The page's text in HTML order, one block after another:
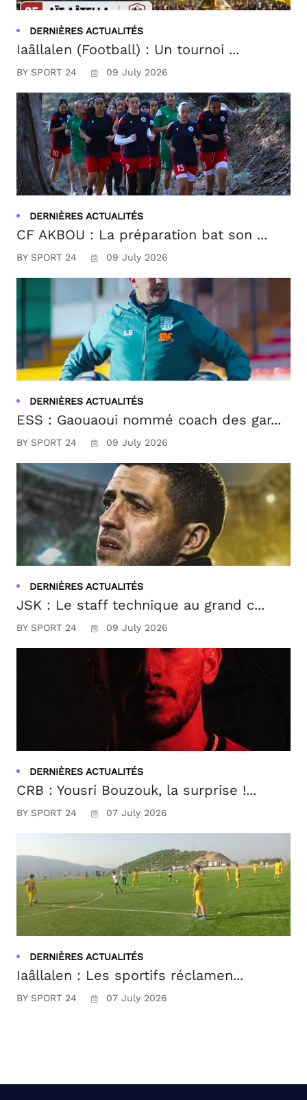
DERNIÈRES ACTUALITÉS
Iaâllalen (Football) : Un tournoi ...
BY SPORT 24 09 July 2026
DERNIÈRES ACTUALITÉS
CF AKBOU : La préparation bat son ...
BY SPORT 24 09 July 2026
DERNIÈRES ACTUALITÉS
ESS : Gaouaoui nommé coach des gar...
BY SPORT 24 09 July 2026
DERNIÈRES ACTUALITÉS
JSK : Le staff technique au grand c...
BY SPORT 24 09 July 2026
DERNIÈRES ACTUALITÉS
CRB : Yousri Bouzouk, la surprise !...
BY SPORT 24 07 July 2026
DERNIÈRES ACTUALITÉS
Iaâllalen : Les sportifs réclamen...
BY SPORT 24 07 July 2026